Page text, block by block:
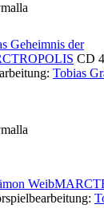
Geheimnis der
CD
Tobias
Weib